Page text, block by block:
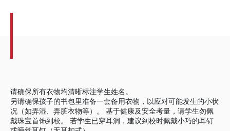
请确保所有衣物均清晰标注学生姓名。
另请确保孩子的书包里准备一套备用衣物，以应对可能发生的小状
况（如弄湿、弄脏衣物等）。 基于健康及安全考量，请学生勿佩
戴珠宝首饰到校。 若学生已穿耳洞，建议到校时佩戴小巧的耳钉